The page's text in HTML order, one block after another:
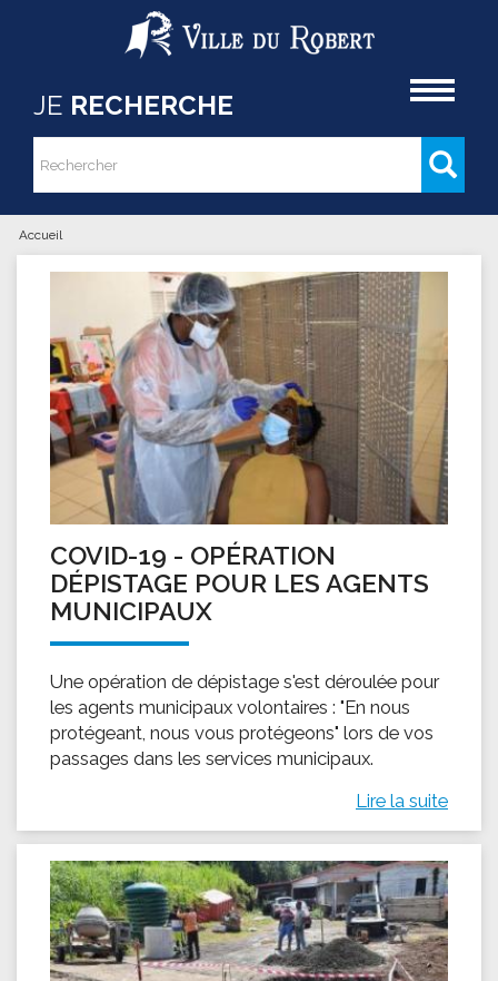
Aller au contenu principal
JE RECHERCHE
Formulaire de recherche
Rechercher
Vous êtes ici
Accueil
COVID-19 - OPÉRATION
DÉPISTAGE POUR LES AGENTS
MUNICIPAUX
Une opération de dépistage s'est déroulée pour
les agents municipaux volontaires : "En nous
protégeant, nous vous protégeons" lors de vos
passages dans les services municipaux.
Lire la suite